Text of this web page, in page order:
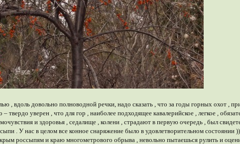
, вдоль довольно полноводной речки, надо сказать , что за годы горных охот ,
уверен , что для гор , наиболее подходящее кавалерийское , легкое ,
и здоровья , седалище , колени , страдают в первую очередь , был
. У нас в целом все конное снаряжение было в удовлетворительном состоянии
россыпям и краю многометрового обрыва , невольно пытаешься рулить и